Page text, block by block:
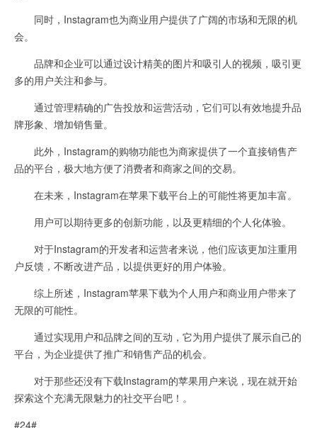
同时，Instagram也为商业用户提供了广阔的市场和无限的机
会。
品牌和企业可以通过设计精美的图片和吸引人的视频，吸引更
多的用户关注和参与。
通过管理精确的广告投放和运营活动，它们可以有效地提升品
牌形象、增加销售量。
此外，Instagram的购物功能也为商家提供了一个直接销售产
品的平台，极大地方便了消费者和商家之间的交易。
在未来，Instagram在苹果下载平台上的可能性将更加丰富。
用户可以期待更多的创新功能，以及更精细的个人化体验。
对于Instagram的开发者和运营者来说，他们应该更加注重用
户反馈，不断改进产品，以提供更好的用户体验。
综上所述，Instagram苹果下载为个人用户和商业用户带来了
无限的可能性。
通过实现用户和品牌之间的互动，它为用户提供了展示自己的
平台，为企业提供了推广和销售产品的机会。
对于那些还没有下载Instagram的苹果用户来说，现在就开始
探索这个充满无限魅力的社交平台吧！。
#24#